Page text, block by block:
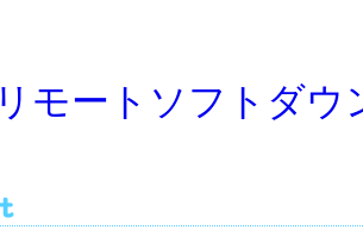
リモートソフトダウ